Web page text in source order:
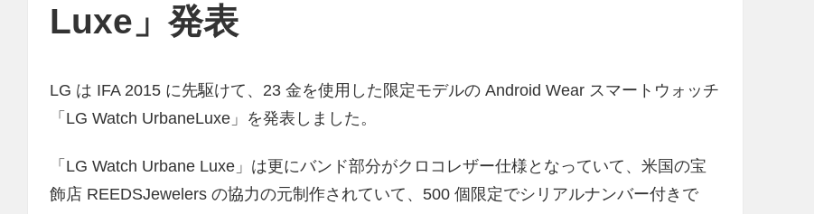
Luxe」発表
LG は IFA 2015 に先駆けて、23 金を使用した限定モデルの Android Wear スマートウォッチ
「LG Watch UrbaneLuxe」を発表しました。
「LG Watch Urbane Luxe」は更にバンド部分がクロコレザー仕様となっていて、米国の宝
飾店 REEDSJewelers の協力の元制作されていて、500 個限定でシリアルナンバー付きで